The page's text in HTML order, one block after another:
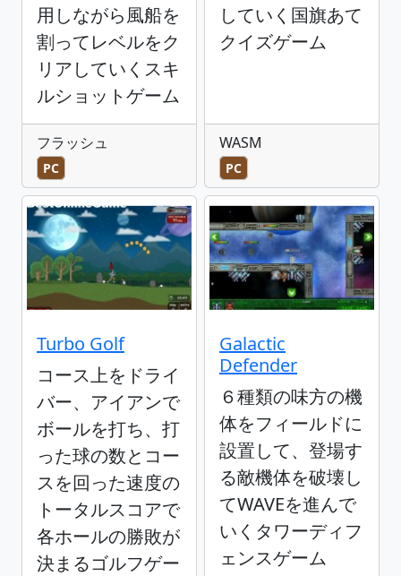
用しながら風船を
割ってレベルをク
リアしていくスキ
ルショットゲーム
フラッシュ
PC
していく国旗あて
クイズゲーム
WASM
PC
Turbo Golf
コース上をドライ
バー、アイアンで
ボールを打ち、打
った球の数とコー
スを回った速度の
トータルスコアで
各ホールの勝敗が
決まるゴルフゲー
Galactic
Defender
６種類の味方の機
体をフィールドに
設置して、登場す
る敵機体を破壊し
てWAVEを進んで
いくタワーディフ
ェンスゲーム